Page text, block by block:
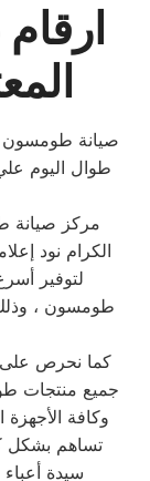
صيانة طومسون
طوال اليوم
مركز صيانة
الكرام نود
لتوفير
طومسون ،
كما نحرص على
جميع منتجات
وكافة الأجهزة
تساهم بشكل
سيدة أعباء